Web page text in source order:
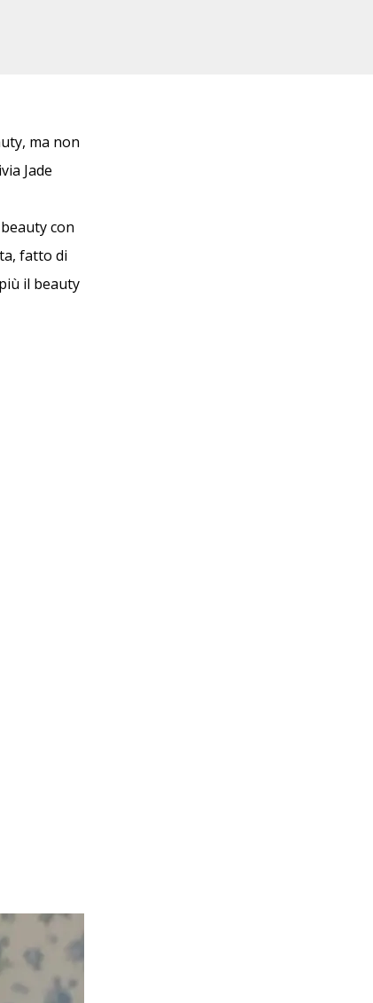
ma non
Jade
con
fatto di
il beauty